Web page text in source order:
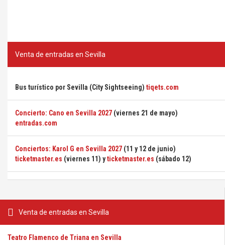
Venta de entradas en Sevilla
Teatro Flamenco de Triana en Sevilla
Venta de entradas en Sevilla
Bus turístico por Sevilla (City Sightseeing) tiqets.com
Concierto: Cano en Sevilla 2027 (viernes 21 de mayo)
entradas.com
Conciertos: Karol G en Sevilla 2027 (11 y 12 de junio)
ticketmaster.es (viernes 11) yticketmaster.es (sábado 12)